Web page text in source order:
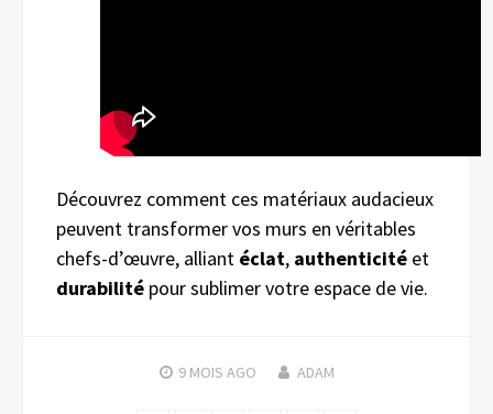
Découvrez comment ces matériaux audacieux
peuvent transformer vos murs en véritables
chefs-d’œuvre, alliant éclat, authenticité et
durabilité pour sublimer votre espace de vie.
9 MOIS AGO ADAM